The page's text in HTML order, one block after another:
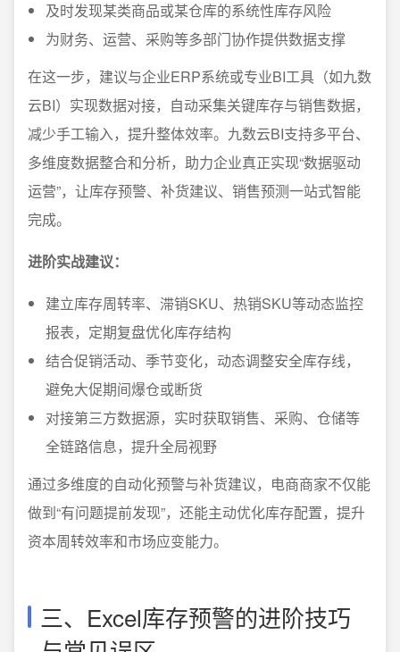
及时发现某类商品或某仓库的系统性库存风险
为财务、运营、采购等多部门协作提供数据支撑
在这一步，建议与企业ERP系统或专业BI工具（如九数
云BI）实现数据对接，自动采集关键库存与销售数据，
减少手工输入，提升整体效率。九数云BI支持多平台、
多维度数据整合和分析，助力企业真正实现“数据驱动
运营”，让库存预警、补货建议、销售预测一站式智能
完成。
进阶实战建议：
建立库存周转率、滞销SKU、热销SKU等动态监控
报表，定期复盘优化库存结构
结合促销活动、季节变化，动态调整安全库存线，
避免大促期间爆仓或断货
对接第三方数据源，实时获取销售、采购、仓储等
全链路信息，提升全局视野
通过多维度的自动化预警与补货建议，电商商家不仅能
做到“有问题提前发现”，还能主动优化库存配置，提升
资本周转效率和市场应变能力。
三、Excel库存预警的进阶技巧